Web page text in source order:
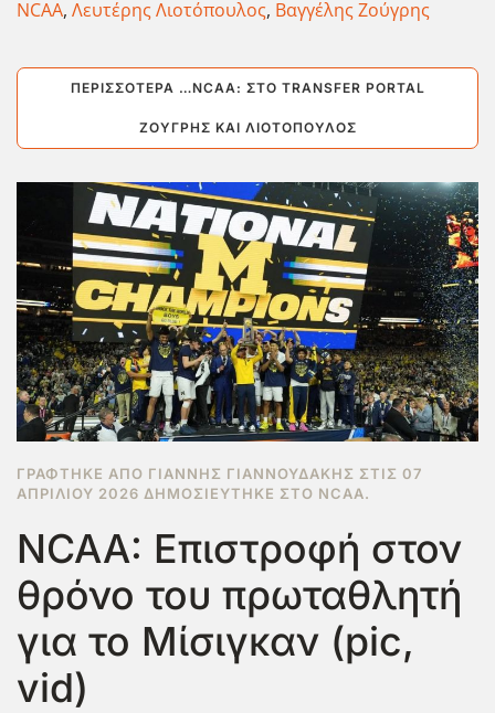
NCAA, Λευτέρης Λιοτόπουλος, Βαγγέλης Ζούγρης
ΠΕΡΙΣΣΌΤΕΡΑ …NCAA: ΣΤΟ TRANSFER PORTAL
ΖΟΎΓΡΗΣ ΚΑΙ ΛΙΟΤΌΠΟΥΛΟΣ
ΓΡΆΦΤΗΚΕ ΑΠΌ ΓΙΆΝΝΗΣ ΓΙΑΝΝΟΥΔΆΚΗΣ ΣΤΙΣ 07
ΑΠΡΙΛΊΟΥ 2026 ΔΗΜΟΣΙΕΎΤΗΚΕ ΣΤΟ NCAA.
NCAA: Επιστροφή στον
θρόνο του πρωταθλητή
για το Μίσιγκαν (pic,
vid)